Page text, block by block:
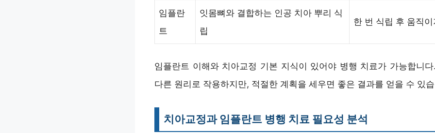
임플란
트
잇몸뼈와 결합하는 인공 치아 뿌리 식
립
한 번 식립 후 움직
임플란트 이해와 치아교정 기본 지식이 있어야 병행 치료가 가능합니
다른 원리로 작용하지만, 적절한 계획을 세우면 좋은 결과를 얻을 수 있
치아교정과 임플란트 병행 치료 필요성 분석